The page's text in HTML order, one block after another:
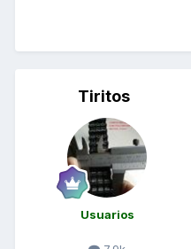
Tiritos
Usuarios